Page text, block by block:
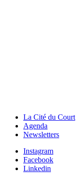
La Cité du Court
Agenda
Newsletters
Instagram
Facebook
Linkedin